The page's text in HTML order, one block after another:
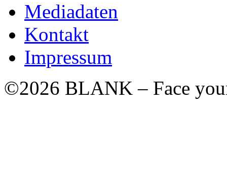
Mediadaten
Kontakt
Impressum
©2026 BLANK – Face